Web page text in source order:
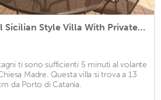
Villa il Pino - Typical Sicilian Style Villa With Private Pool
ti sono sufficienti 5 minuti al volante
Madre. Questa villa si trova a 13
da Porto di Catania.